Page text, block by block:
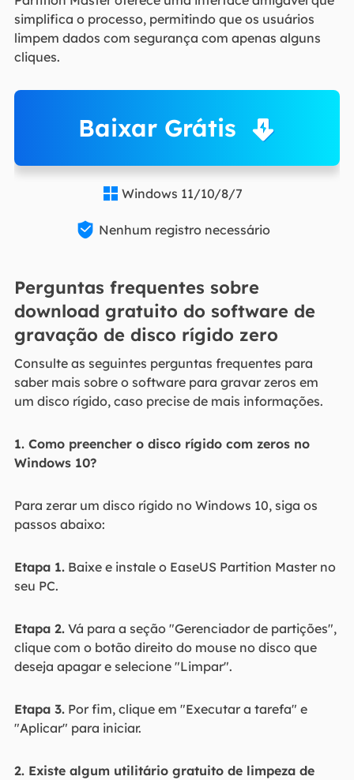
simplifica o processo, permitindo que os usuários
limpem dados com segurança com apenas alguns
cliques.
Baixar Grátis
 Windows 11/10/8/7
 Nenhum registro necessário
Perguntas frequentes sobre
download gratuito do software de
gravação de disco rígido zero
Consulte as seguintes perguntas frequentes para
saber mais sobre o software para gravar zeros em
um disco rígido, caso precise de mais informações.
1. Como preencher o disco rígido com zeros no
Windows 10?
Para zerar um disco rígido no Windows 10, siga os
passos abaixo:
Etapa 1.Baixe e instale o EaseUS Partition Master no
seu PC.
Etapa 2.Vá para a seção "Gerenciador de partições",
clique com o botão direito do mouse no disco que
deseja apagar e selecione "Limpar".
Etapa 3.Por fim, clique em "Executar a tarefa" e
"Aplicar" para iniciar.
2. Existe algum utilitário gratuito de limpeza de